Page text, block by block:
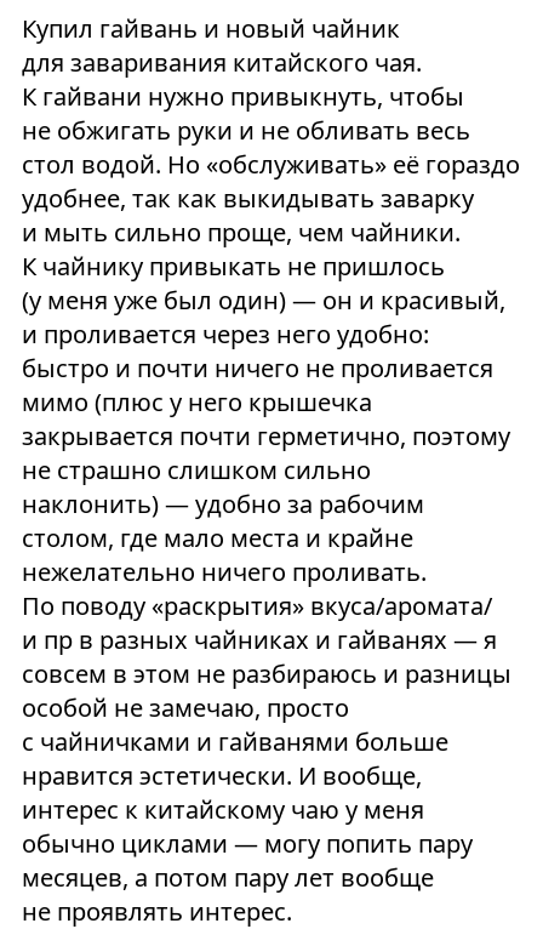
Купил гайвань и новый чайник
для заваривания китайского чая.
К гайвани нужно привыкнуть, чтобы
не обжигать руки и не обливать весь
стол водой. Но «обслуживать» её гораздо
удобнее, так как выкидывать заварку
и мыть сильно проще, чем чайники.
К чайнику привыкать не пришлось
(у меня уже был один) — он и красивый,
и проливается через него удобно:
быстро и почти ничего не проливается
мимо (плюс у него крышечка
закрывается почти герметично, поэтому
не страшно слишком сильно
наклонить) — удобно за рабочим
столом, где мало места и крайне
нежелательно ничего проливать.
По поводу «раскрытия» вкуса/аромата/
и пр в разных чайниках и гайванях — я
совсем в этом не разбираюсь и разницы
особой не замечаю, просто
с чайничками и гайванями больше
нравится эстетически. И вообще,
интерес к китайскому чаю у меня
обычно циклами — могу попить пару
месяцев, а потом пару лет вообще
не проявлять интерес.